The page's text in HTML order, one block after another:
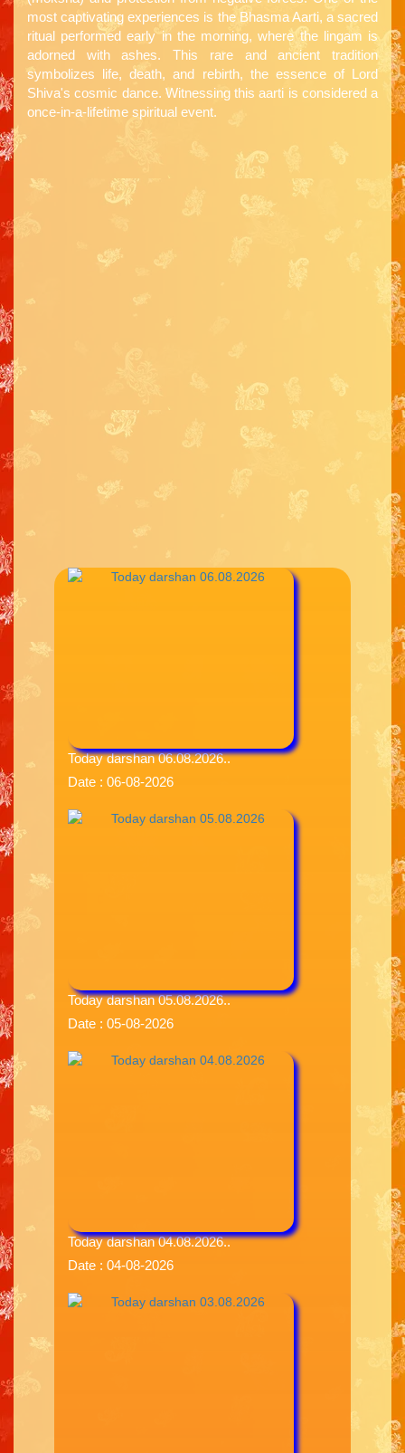
most captivating experiences is the Bhasma Aarti, a sacred
ritual performed early in the morning, where the lingam is
adorned with ashes. This rare and ancient tradition
symbolizes life, death, and rebirth, the essence of Lord
Shiva's cosmic dance. Witnessing this aarti is considered a
once-in-a-lifetime spiritual event.
Today darshan 06.08.2026..
Date : 06-08-2026
Today darshan 05.08.2026..
Date : 05-08-2026
Today darshan 04.08.2026..
Date : 04-08-2026